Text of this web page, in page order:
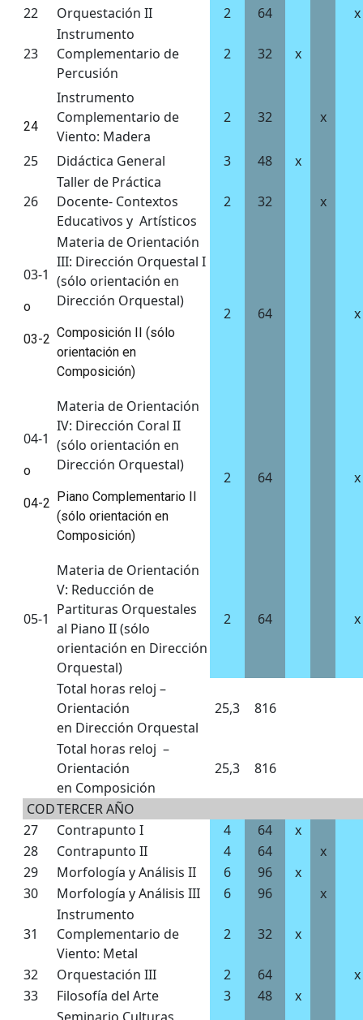
22
Orquestación II 2 64 x
23
Instrumento
Complementario de
Percusión
2 32 x
24
Instrumento
Complementario de
Viento: Madera
2 32 x
25 Didáctica General 3 48 x
26
Taller de Práctica
Docente- Contextos
Educativos y Artísticos
2 32 x
03-1
o
03-2
Materia de Orientación
III: Dirección Orquestal I
(sólo orientación en
Dirección Orquestal)
Composición II (sólo
orientación en
Composición)
2 64 x
04-1
o
04-2
Materia de Orientación
IV: Dirección Coral II
(sólo orientación en
Dirección Orquestal)
Piano Complementario II
(sólo orientación en
Composición)
2 64 x
05-1
Materia de Orientación
V: Reducción de
Partituras Orquestales
al Piano II (sólo
orientación en Dirección
Orquestal)
2 64 x
Total horas reloj –
Orientación
en Dirección Orquestal
25,3 816
Total horas reloj –
Orientación
en Composición
25,3 816
CODTERCER AÑO
27
Contrapunto I 4 64
x
28
Contrapunto II 4 64
x
29
Morfología y Análisis II 6 96
x
30
Morfología y Análisis III 6 96 x
31
Instrumento
Complementario de
Viento: Metal
2 32 x
32 Orquestación III 2 64
x
33
Filosofía del Arte 3 48
x